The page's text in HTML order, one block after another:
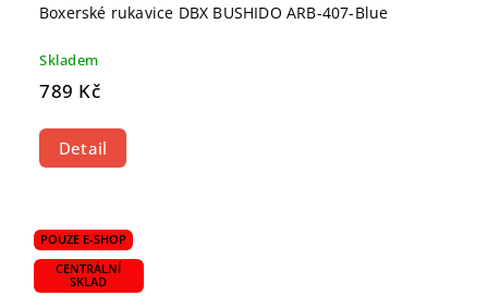
Boxerské rukavice DBX BUSHIDO ARB-407-Blue
Skladem
789 Kč
Detail
POUZE E-SHOP
CENTRÁLNÍ
SKLAD